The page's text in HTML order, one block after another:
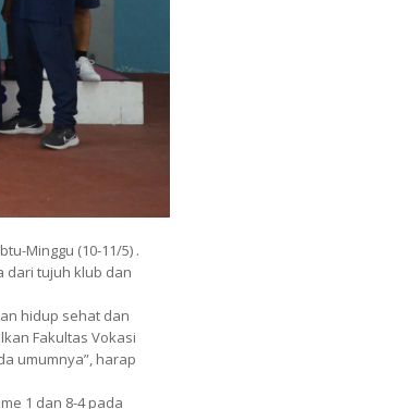
Minggu (10-11/5) .
dari tujuh klub dan
hidup sehat dan
Fakultas Vokasi
umumnya”, harap
1 dan 8-4 pada